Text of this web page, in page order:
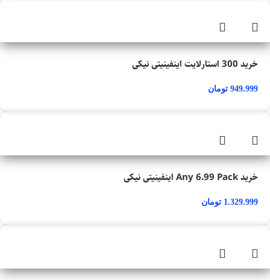
خرید 300 استارلایت اینفینیتی نیکی
949.999 تومان
خرید Any 6.99 Pack اینفینیتی نیکی
1.329.999 تومان